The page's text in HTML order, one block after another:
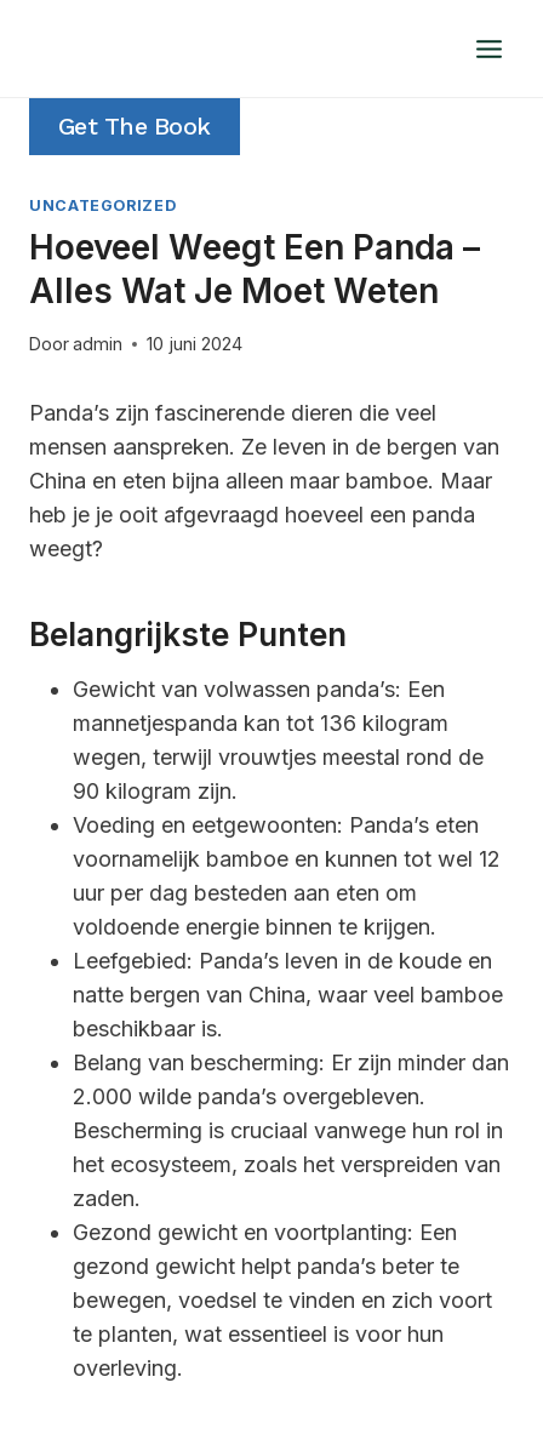
Get The Book
UNCATEGORIZED
Hoeveel Weegt Een Panda –
Alles Wat Je Moet Weten
Dooradmin 10 juni 2024
Panda’s zijn fascinerende dieren die veel
mensen aanspreken. Ze leven in de bergen van
China en eten bijna alleen maar bamboe. Maar
heb je je ooit afgevraagd hoeveel een panda
weegt?
Belangrijkste Punten
Gewicht van volwassen panda’s: Een
mannetjespanda kan tot 136 kilogram
wegen, terwijl vrouwtjes meestal rond de
90 kilogram zijn.
Voeding en eetgewoonten: Panda’s eten
voornamelijk bamboe en kunnen tot wel 12
uur per dag besteden aan eten om
voldoende energie binnen te krijgen.
Leefgebied: Panda’s leven in de koude en
natte bergen van China, waar veel bamboe
beschikbaar is.
Belang van bescherming: Er zijn minder dan
2.000 wilde panda’s overgebleven.
Bescherming is cruciaal vanwege hun rol in
het ecosysteem, zoals het verspreiden van
zaden.
Gezond gewicht en voortplanting: Een
gezond gewicht helpt panda’s beter te
bewegen, voedsel te vinden en zich voort
te planten, wat essentieel is voor hun
overleving.